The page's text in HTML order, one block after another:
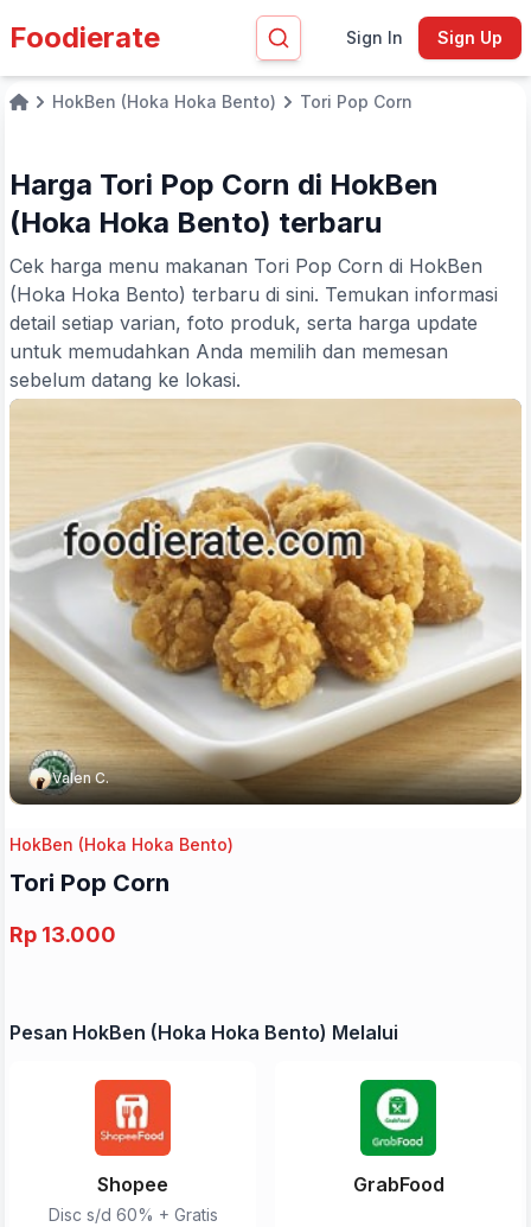
Foodierate Sign In Sign Up
HomeHokBen (Hoka Hoka Bento) Tori Pop Corn
Harga Tori Pop Corn di HokBen
(Hoka Hoka Bento) terbaru
Cek harga menu makanan Tori Pop Corn di HokBen
(Hoka Hoka Bento) terbaru di sini. Temukan informasi
detail setiap varian, foto produk, serta harga update
untuk memudahkan Anda memilih dan memesan
sebelum datang ke lokasi.
Valen C.
HokBen (Hoka Hoka Bento)
Tori Pop Corn
Rp 13.000
Pesan HokBen (Hoka Hoka Bento) Melalui
Shopee
Disc s/d 60% + Gratis
GrabFood